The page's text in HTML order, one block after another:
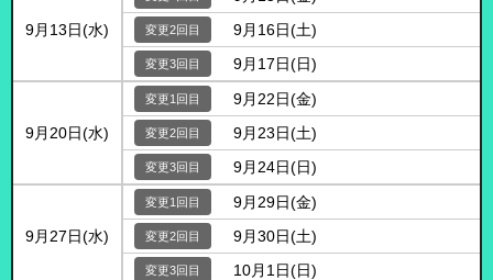
9月13日(水)
9月16日(土)
9月17日(日)
9月20日(水)
9月22日(金)
9月23日(土)
9月24日(日)
9月27日(水)
9月29日(金)
9月30日(土)
10月1日(日)